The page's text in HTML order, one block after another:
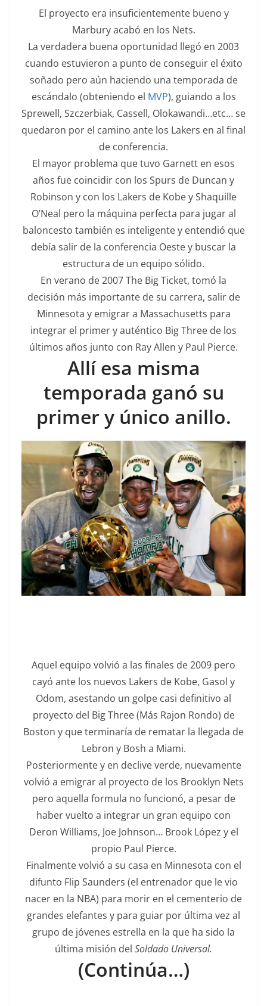
El proyecto era insuficientemente bueno y
Marbury acabó en los Nets.
La verdadera buena oportunidad llegó en 2003
cuando estuvieron a punto de conseguir el éxito
soñado pero aún haciendo una temporada de
escándalo (obteniendo el MVP), guiando a los
Sprewell, Szczerbiak, Cassell, Olokawandi…etc… se
quedaron por el camino ante los Lakers en al final
de conferencia.
El mayor problema que tuvo Garnett en esos
años fue coincidir con los Spurs de Duncan y
Robinson y con los Lakers de Kobe y Shaquille
O’Neal pero la máquina perfecta para jugar al
baloncesto también es inteligente y entendió que
debía salir de la conferencia Oeste y buscar la
estructura de un equipo sólido.
En verano de 2007 The Big Ticket, tomó la
decisión más importante de su carrera, salir de
Minnesota y emigrar a Massachusetts para
integrar el primer y auténtico Big Three de los
últimos años junto con Ray Allen y Paul Pierce.
Allí esa misma
temporada ganó su
primer y único anillo.
Aquel equipo volvió a las finales de 2009 pero
cayó ante los nuevos Lakers de Kobe, Gasol y
Odom, asestando un golpe casi definitivo al
proyecto del Big Three (Más Rajon Rondo) de
Boston y que terminaría de rematar la llegada de
Lebron y Bosh a Miami.
Posteriormente y en declive verde, nuevamente
volvió a emigrar al proyecto de los Brooklyn Nets
pero aquella formula no funcionó, a pesar de
haber vuelto a integrar un gran equipo con
Deron Williams, Joe Johnson… Brook López y el
propio Paul Pierce.
Finalmente volvió a su casa en Minnesota con el
difunto Flip Saunders (el entrenador que le vio
nacer en la NBA) para morir en el cementerio de
grandes elefantes y para guiar por última vez al
grupo de jóvenes estrella en la que ha sido la
última misión del Soldado Universal.
(Continúa…)